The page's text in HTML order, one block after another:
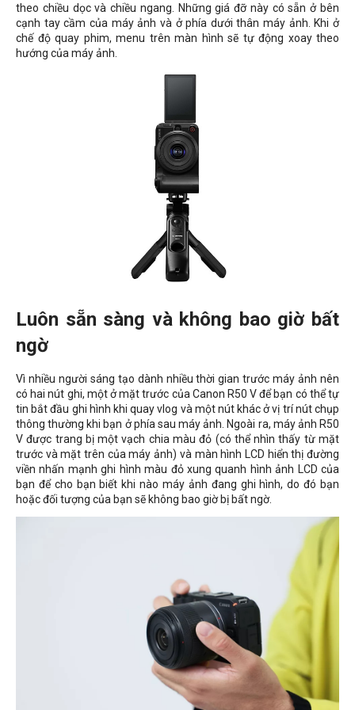
theo chiều dọc và chiều ngang. Những giá đỡ này có sẵn ở bên
cạnh tay cầm của máy ảnh và ở phía dưới thân máy ảnh. Khi ở
chế độ quay phim, menu trên màn hình sẽ tự động xoay theo
hướng của máy ảnh.
Luôn sẵn sàng và không bao giờ bất
ngờ
Vì nhiều người sáng tạo dành nhiều thời gian trước máy ảnh nên
có hai nút ghi, một ở mặt trước của Canon R50 V để bạn có thể tự
tin bắt đầu ghi hình khi quay vlog và một nút khác ở vị trí nút chụp
thông thường khi bạn ở phía sau máy ảnh. Ngoài ra, máy ảnh R50
V được trang bị một vạch chia màu đỏ (có thể nhìn thấy từ mặt
trước và mặt trên của máy ảnh) và màn hình LCD hiển thị đường
viền nhấn mạnh ghi hình màu đỏ xung quanh hình ảnh LCD của
bạn để cho bạn biết khi nào máy ảnh đang ghi hình, do đó bạn
hoặc đối tượng của bạn sẽ không bao giờ bị bất ngờ.